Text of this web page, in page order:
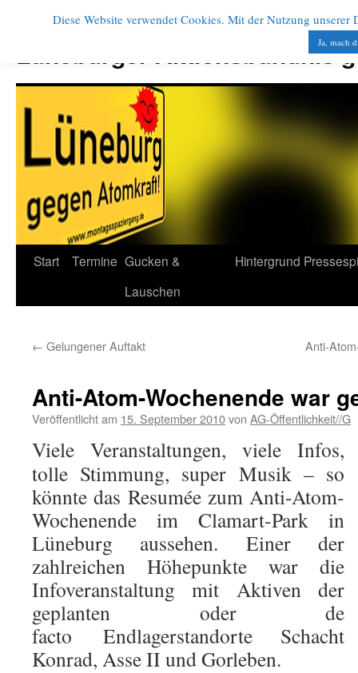
Lüneburger Aktionsbündnis
Start Termine Gucken &
Lauschen
Hintergrund
← Gelungener Auftakt Anti-
Anti-Atom-Wochenende war
Veröffentlicht am 15. September 2010von AG-Öffentlichkeit//G
Viele Veranstaltungen, viele Infos,
tolle Stimmung, super Musik – so
könnte das Resumée zum Anti-Atom-
Wochenende im Clamart-Park in
Lüneburg aussehen. Einer der
zahlreichen Höhepunkte war die
Infoveranstaltung mit Aktiven der
geplanten oder de
facto Endlagerstandorte Schacht
Konrad, Asse II und Gorleben.
Diese Website verwendet Cookies. Mit der Nutzung
Ja, mach